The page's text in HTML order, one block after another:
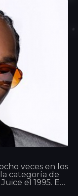
que teñirá
veces en los
categoría de
el 1995. Es